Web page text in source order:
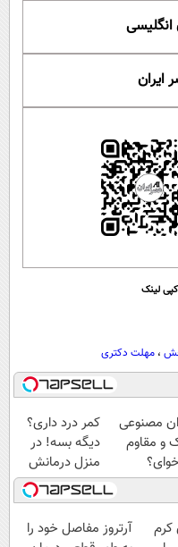
ایران
کپی لینک
، مهلت دکتری
مصنوعی
و مقاوم
اقساطی
|
کمر درد داری؟
دیگه بسه! در
منزل درمانش
کن
(◀پرسش‌نامه)
کرم
آرتروز مفاصل خود را